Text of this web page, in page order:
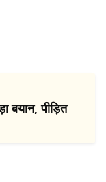
बयान, पीड़ित